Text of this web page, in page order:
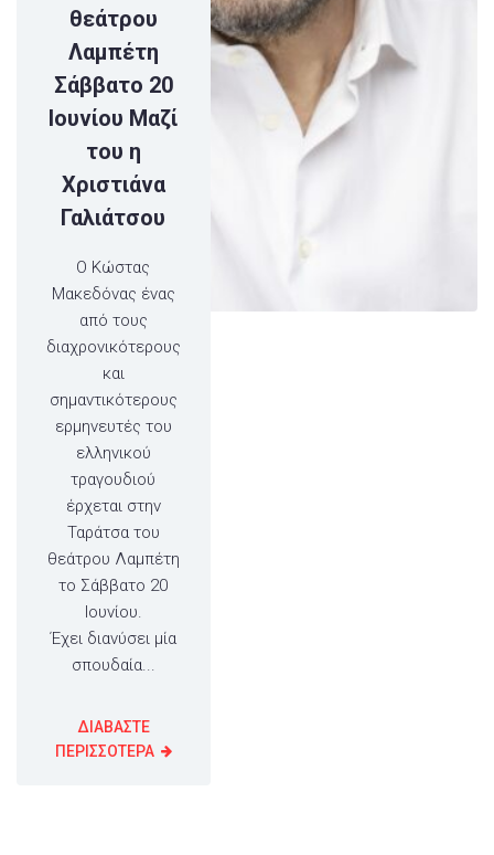
θεάτρου
Λαμπέτη
Σάββατο 20
Ιουνίου Μαζί
του η
Χριστιάνα
Γαλιάτσου
Ο Κώστας
Μακεδόνας ένας
από τους
διαχρονικότερους
και
σημαντικότερους
ερμηνευτές του
ελληνικού
τραγουδιού
έρχεται στην
Ταράτσα του
θεάτρου Λαμπέτη
το Σάββατο 20
Ιουνίου.
Έχει διανύσει μία
σπουδαία...
ΔΙΑΒΑΣΤΕ
ΠΕΡΙΣΣΟΤΕΡΑ